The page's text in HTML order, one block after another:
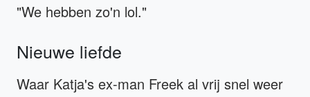
"We hebben zo'n lol."
Nieuwe liefde
Waar Katja's ex-man Freek al vrij snel weer